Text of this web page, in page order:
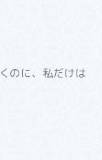
のに、私だけは